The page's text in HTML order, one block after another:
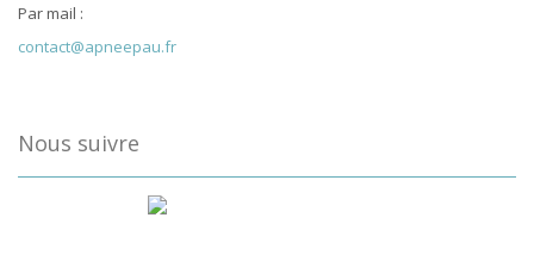
Par mail :
contact@apneepau.fr
Nous suivre